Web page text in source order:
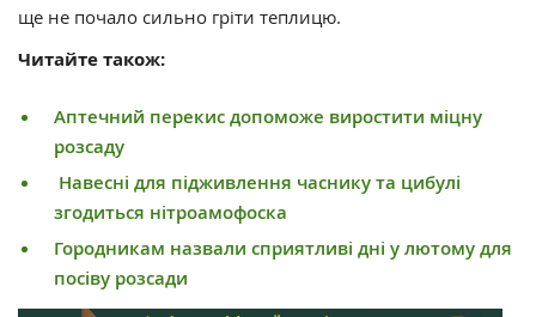
ще не почало сильно гріти теплицю.
Читайте також:
Аптечний перекис допоможе виростити міцну
розсаду
Навесні для підживлення часнику та цибулі
згодиться нітроамофоска
Городникам назвали сприятливі дні у лютому для
посіву розсади